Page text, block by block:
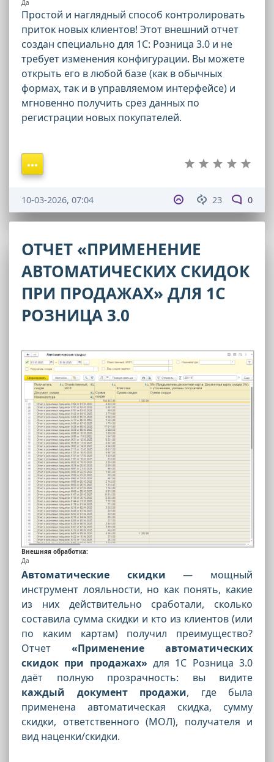
Да
Простой и наглядный способ контролировать
приток новых клиентов! Этот внешний отчет
создан специально для 1С: Розница 3.0 и не
требует изменения конфигурации. Вы можете
открыть его в любой базе (как в обычных
формах, так и в управляемом интерфейсе) и
мгновенно получить срез данных по
регистрации новых покупателей.
23 0
10-03-2026, 07:04
ОТЧЕТ «ПРИМЕНЕНИЕ
АВТОМАТИЧЕСКИХ СКИДОК
ПРИ ПРОДАЖАХ» ДЛЯ 1С
РОЗНИЦА 3.0
Внешняя обработка:
Да
Автоматические скидки — мощный
инструмент лояльности, но как понять, какие
из них действительно сработали, сколько
составила сумма скидки и кто из клиентов (или
по каким картам) получил преимущество?
Отчет «Применение автоматических
скидок при продажах» для 1С Розница 3.0
даёт полную прозрачность: вы видите
каждый документ продажи, где была
применена автоматическая скидка, сумму
скидки, ответственного (МОЛ), получателя и
вид наценки/скидки.